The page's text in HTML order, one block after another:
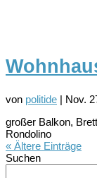
von politide | Nov.
großer Balkon,
Rondolino
« Ältere Einträge
Suchen